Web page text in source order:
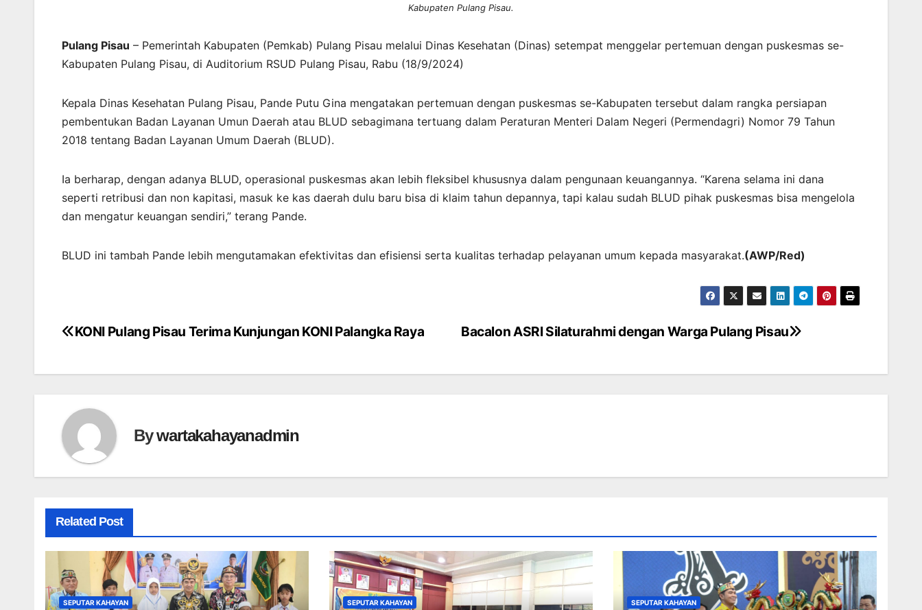
Kabupaten Pulang Pisau.
Pulang Pisau – Pemerintah Kabupaten (Pemkab) Pulang Pisau melalui Dinas Kesehatan (Dinas) setempat menggelar pertemuan dengan puskesmas se-
Kabupaten Pulang Pisau, di Auditorium RSUD Pulang Pisau, Rabu (18/9/2024)
Kepala Dinas Kesehatan Pulang Pisau, Pande Putu Gina mengatakan pertemuan dengan puskesmas se-Kabupaten tersebut dalam rangka persiapan
pembentukan Badan Layanan Umun Daerah atau BLUD sebagimana tertuang dalam Peraturan Menteri Dalam Negeri (Permendagri) Nomor 79 Tahun
2018 tentang Badan Layanan Umum Daerah (BLUD).
Ia berharap, dengan adanya BLUD, operasional puskesmas akan lebih fleksibel khususnya dalam pengunaan keuangannya. “Karena selama ini dana
seperti retribusi dan non kapitasi, masuk ke kas daerah dulu baru bisa di klaim tahun depannya, tapi kalau sudah BLUD pihak puskesmas bisa mengelola
dan mengatur keuangan sendiri,” terang Pande.
BLUD ini tambah Pande lebih mengutamakan efektivitas dan efisiensi serta kualitas terhadap pelayanan umum kepada masyarakat.(AWP/Red)
Post
Bacalon ASRI Silaturahmi dengan Warga Pulang Pisau
KONI Pulang Pisau Terima Kunjungan KONI Palangka Raya
Bywartakahayanadmin
Related Post
SEPUTAR KAHAYAN SEPUTAR KAHAYAN SEPUTAR KAHAYAN